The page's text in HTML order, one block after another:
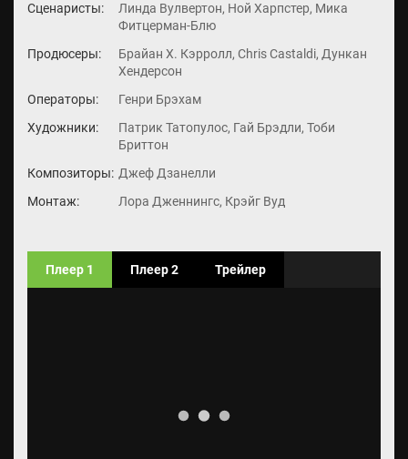
Сценаристы:
Линда Вулвертон, Ной Харпстер, Мика
Фитцерман-Блю
Продюсеры:
Брайан Х. Кэрролл, Chris Castaldi, Дункан
Хендерсон
Операторы:
Генри Брэхам
Художники:
Патрик Татопулос, Гай Брэдли, Тоби
Бриттон
Композиторы: Джеф Дзанелли
Монтаж:
Лора Дженнингс, Крэйг Вуд
Плеер 1 Плеер 2 Трейлер